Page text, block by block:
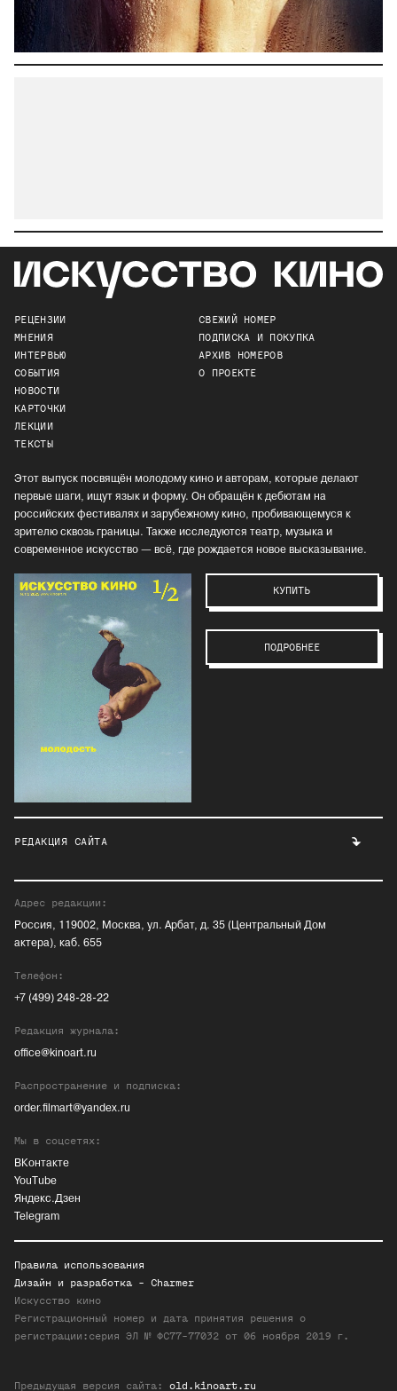
РЕЦЕНЗИИ
МНЕНИЯ
ИНТЕРВЬЮ
СОБЫТИЯ
НОВОСТИ
КАРТОЧКИ
ЛЕКЦИИ
ТЕКСТЫ
СВЕЖИЙ НОМЕР
ПОДПИСКА И ПОКУПКА
АРХИВ НОМЕРОВ
О ПРОЕКТЕ
Этот выпуск посвящён молодому кино и авторам, которые делают
первые шаги, ищут язык и форму. Он обращён к дебютам на
российских фестивалях и зарубежному кино, пробивающемуся к
зрителю сквозь границы. Также исследуются театр, музыка и
современное искусство — всё, где рождается новое высказывание.
КУПИТЬ
ПОДРОБНЕЕ
РЕДАКЦИЯ САЙТА
Адрес редакции:
Россия, 119002, Москва, ул. Арбат, д. 35 (Центральный Дом
актера), каб. 655
Телефон:
+7 (499) 248-28-22
Редакция журнала:
office@kinoart.ru
Распространение и подписка:
order.filmart@yandex.ru
Мы в соцсетях:
ВКонтакте
YouTube
Яндекс.Дзен
Telegram
Правила использования
Дизайн и разработка - Charmer
Искусство кино
Регистрационный номер и дата принятия решения о
регистрации:серия ЭЛ № ФС77-77032 от 06 ноября 2019 г.
Предыдущая версия сайта: old.kinoart.ru